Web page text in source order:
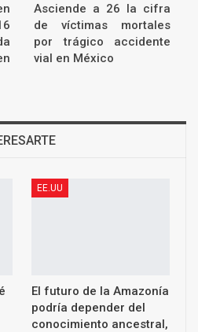
Asciende a 26 la cifra
de víctimas mortales
por trágico accidente
vial en México
EE.UU
El futuro de la Amazonía
podría depender del
conocimiento ancestral,